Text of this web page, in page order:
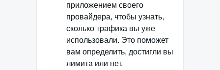
приложением своего
провайдера, чтобы узнать,
сколько трафика вы уже
использовали. Это поможет
вам определить, достигли вы
лимита или нет.